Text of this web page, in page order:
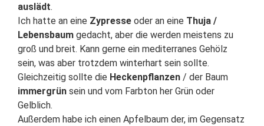
auslädt.
Ich hatte an eine Zypresse oder an eine Thuja /
Lebensbaum gedacht, aber die werden meistens zu
groß und breit. Kann gerne ein mediterranes Gehölz
sein, was aber trotzdem winterhart sein sollte.
Gleichzeitig sollte die Heckenpflanzen / der Baum
immergrün sein und vom Farbton her Grün oder
Gelblich.
Außerdem habe ich einen Apfelbaum der, im Gegensatz